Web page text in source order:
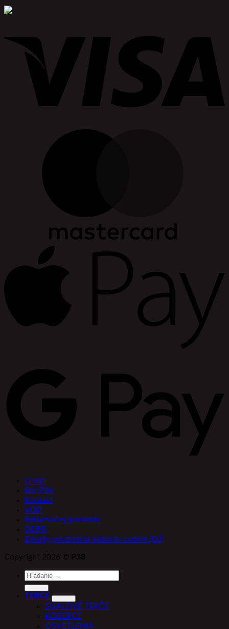
O nás
Bar P38
Kontakt
VOP
Reklamačný poriadok
GDPR
Zásady používania súborov cookie (EÚ)
Copyright 2026 © P38
Hľadať:
TERČE
SISALOVÉ TERČE
KOBERCE
OSVETLENIA